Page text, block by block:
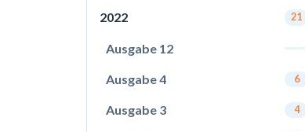
2022 21
Ausgabe 12
Ausgabe 4 6
Ausgabe 3 4